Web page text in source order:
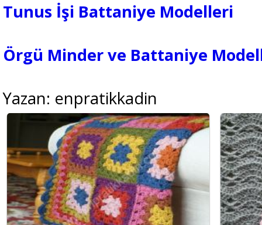
Tunus İşi Battaniye Modelleri
Örgü Minder ve Battaniye
Yazan: enpratikkadin